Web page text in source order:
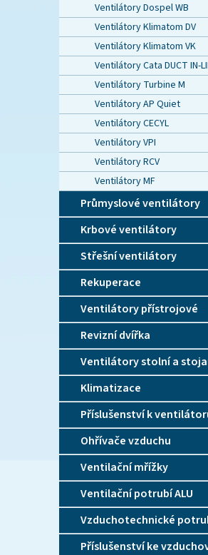
Ventilátory Dospel WB
Ventilátory Klimatom DV
Ventilátory Klimatom VK
Ventilátory Cata DUCT IN-
Ventilátory Turbine M
Ventilátory AP Quiet
Ventilátory CECYL
Ventilátory VPI
Ventilátory RCV
Ventilátory MF
Průmyslové ventilátory
Krbové ventilátory
Střešní ventilátory
Rekuperace
Ventilátory přístrojové
Revizní dvířka
Ventilátory stolní a
Klimatizace
Příslušenství k
Ohřívače vzduchu
Ventilační mřížky
Ventilační potrubí ALU
Vzduchotechnické
Příslušenství ke